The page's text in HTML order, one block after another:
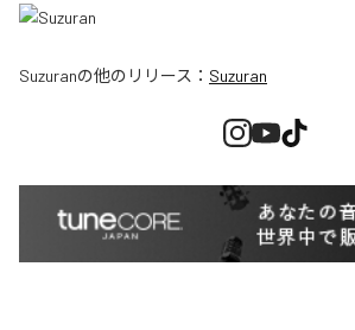
Suzuranの他のリリース： Suzuran